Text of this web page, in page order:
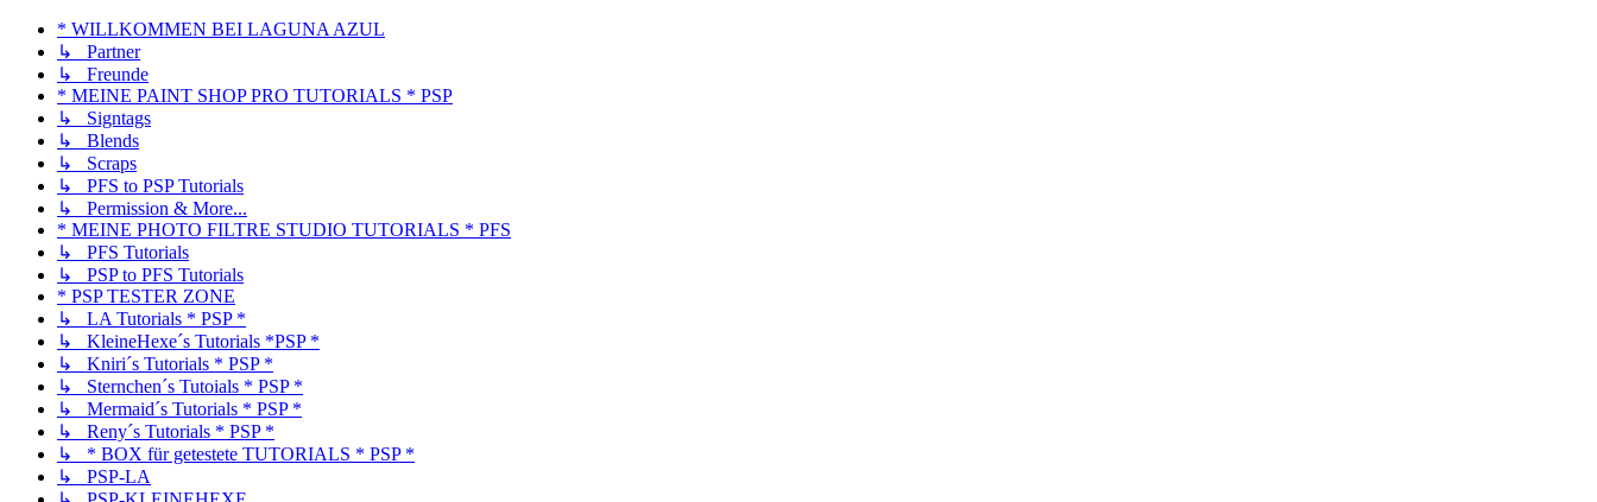
* WILLKOMMEN BEI LAGUNA AZUL
↳ Partner
↳ Freunde
* MEINE PAINT SHOP PRO TUTORIALS * PSP
↳ Signtags
↳ Blends
↳ Scraps
↳ PFS to PSP Tutorials
↳ Permission & More...
* MEINE PHOTO FILTRE STUDIO TUTORIALS * PFS
↳ PFS Tutorials
↳ PSP to PFS Tutorials
* PSP TESTER ZONE
↳ LA Tutorials * PSP *
↳ KleineHexe´s Tutorials *PSP *
↳ Kniri´s Tutorials * PSP *
↳ Sternchen´s Tutoials * PSP *
↳ Mermaid´s Tutorials * PSP *
↳ Reny´s Tutorials * PSP *
↳ * BOX für getestete TUTORIALS * PSP *
↳ PSP-LA